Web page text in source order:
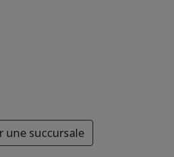
une succursale